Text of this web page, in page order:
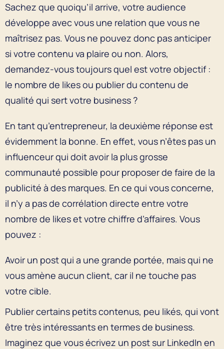
Sachez que quoiqu’il arrive, votre audience
développe avec vous une relation que vous ne
maîtrisez pas. Vous ne pouvez donc pas anticiper
si votre contenu va plaire ou non. Alors,
demandez-vous toujours quel est votre objectif :
le nombre de likes ou publier du contenu de
qualité qui sert votre business ?
En tant qu’entrepreneur, la deuxième réponse est
évidemment la bonne. En effet, vous n’êtes pas un
influenceur qui doit avoir la plus grosse
communauté possible pour proposer de faire de la
publicité à des marques. En ce qui vous concerne,
il n’y a pas de corrélation directe entre votre
nombre de likes et votre chiffre d’affaires. Vous
pouvez :
Avoir un post qui a une grande portée, mais qui ne
vous amène aucun client, car il ne touche pas
votre cible.
Publier certains petits contenus, peu likés, qui vont
être très intéressants en termes de business.
Imaginez que vous écrivez un post sur LinkedIn en